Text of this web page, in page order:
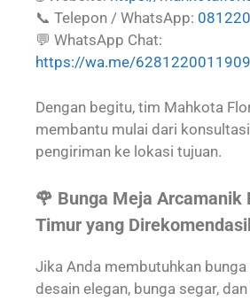
📞 Telepon / WhatsApp:
💬 WhatsApp Chat:
https://wa.me/6281220011909
Dengan begitu, tim Mahkota
membantu mulai dari
pengiriman ke lokasi tujuan.
🌹 Bunga Meja Arcamanik
Timur yang
Jika Anda membutuhkan
desain elegan, bunga segar,